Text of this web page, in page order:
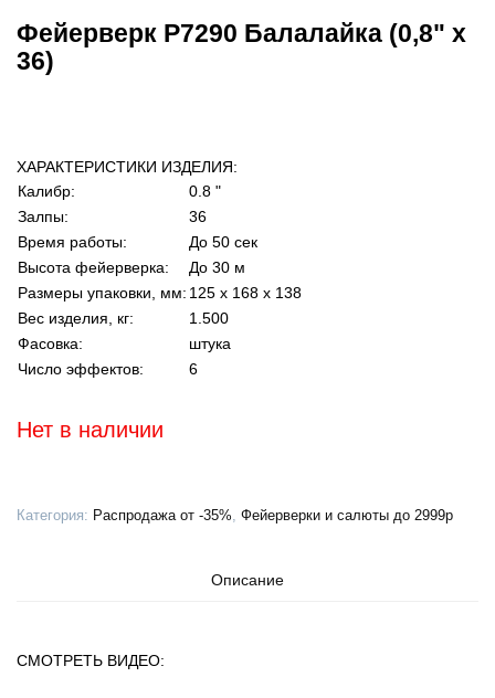
Фейерверк Р7290 Балалайка (0,8" х
36)
ХАРАКТЕРИСТИКИ ИЗДЕЛИЯ:
Калибр:
0.8 "
Залпы:
36
Время работы:
До 50 сек
Высота фейерверка:
До 30 м
Размеры упаковки, мм: 125 х 168 х 138
Вес изделия, кг:
1.500
Фасовка:
штука
Число эффектов:
6
Нет в наличии
Категория: Распродажа от -35%, Фейерверки и салюты до 2999р
Описание
СМОТРЕТЬ ВИДЕО: